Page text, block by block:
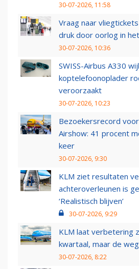
30-07-2026, 11:58
Vraag naar
druk door oorlog in
30-07-2026, 10:36
SWISS-Airbus A330
koptelefoonoplader
veroorzaakt
30-07-2026, 10:23
Bezoekersrecord
Airshow: 41 procent
keer
30-07-2026, 9:30
KLM ziet resultaten
achteroverleunen is
‘Realistisch blijven’
30-07-2026, 9:29
KLM laat verbetering
kwartaal, maar de
30-07-2026, 8:22